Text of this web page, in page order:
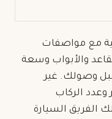
مع مواصفات
والأبواب وسعة
قبل وصولك. غير
وعدد الركاب
الفريق السيارة